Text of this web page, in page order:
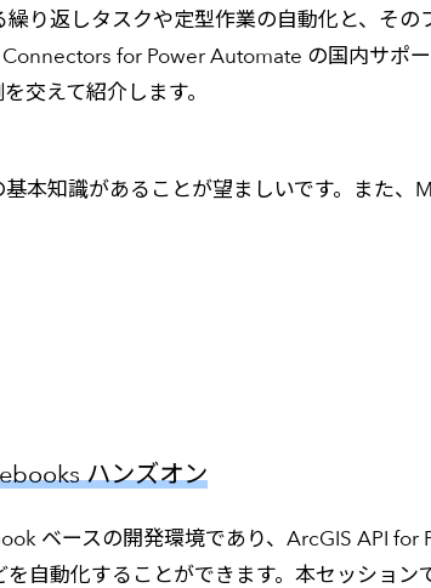
り返しタスクや定型作業の自動化と、そ
for Power Automate の国内サポ
交えて紹介します。
本知識があることが望ましいです。また
ハンズオン
ベースの開発環境であり、ArcGIS API for
自動化することができます。本セッショ